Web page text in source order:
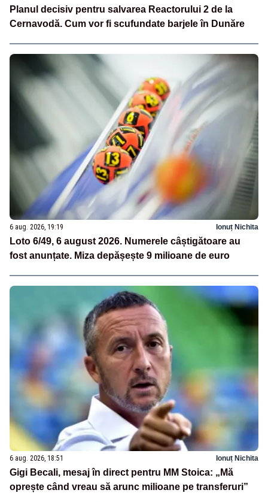
Planul decisiv pentru salvarea Reactorului 2 de la
Cernavodă. Cum vor fi scufundate barjele în Dunăre
6 aug. 2026, 19:19 Ionuț Nichita
Loto 6/49, 6 august 2026. Numerele câștigătoare au
fost anunțate. Miza depășește 9 milioane de euro
6 aug. 2026, 18:51 Ionuț Nichita
Gigi Becali, mesaj în direct pentru MM Stoica: „Mă
oprește când vreau să arunc milioane pe transferuri”